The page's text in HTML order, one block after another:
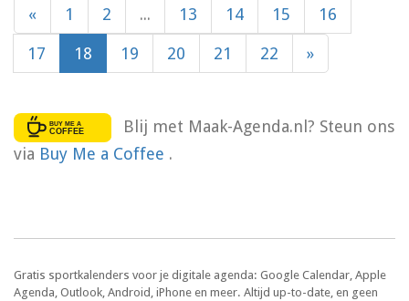
« 1 2 ... 13 14 15 16
17 18 19 20 21 22 »
Blij met Maak-Agenda.nl? Steun ons
via Buy Me a Coffee .
Gratis sportkalenders voor je digitale agenda: Google Calendar, Apple
Agenda, Outlook, Android, iPhone en meer. Altijd up-to-date, en geen